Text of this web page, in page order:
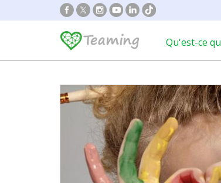
Qu'est-ce